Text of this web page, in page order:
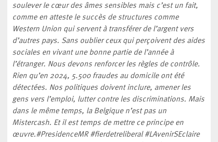
soulever le cœur des âmes sensibles mais c’est un fait,
comme en atteste le succès de structures comme
Western Union qui servent à transférer de l’argent vers
d’autres pays. Sans oublier ceux qui perçoivent des aides
sociales en vivant une bonne partie de l’année à
l’étranger. Nous devons renforcer les règles de contrôle.
Rien qu’en 2024, 5.500 fraudes au domicile ont été
détectées. Nos politiques doivent inclure, amener les
gens vers l’emploi, lutter contre les discriminations. Mais
dans le même temps, la Belgique n’est pas un
Mistercash. Et il est temps de mettre ce principe en
œuvre.#PresidenceMR #fierdetreliberal #LAvenirSEclaire